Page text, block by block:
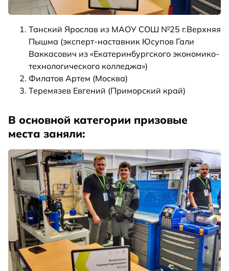
Танский Ярослав из МАОУ СОШ №25 г.Верхняя
Пышма (эксперт-наставник Юсупов Гали
Ваккасович из «Екатеринбургского экономико-
технологического колледжа»)
Филатов Артем (Москва)
Теремязев Евгений (Приморский край)
В основной категории призовые
места заняли: